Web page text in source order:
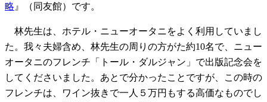
略 』（同友館）です。
林先生は、ホテル・ニューオータニをよく利用していまし
た。我々夫婦含め、林先生の周りの方がた約10名で、ニュー
オータニのフレンチ「トール・ダルジャン」で出版記念会を
してくださいました。あとで分かったことですが、この時の
フレンチは、ワイン抜きで一人５万円もする高価なものでし